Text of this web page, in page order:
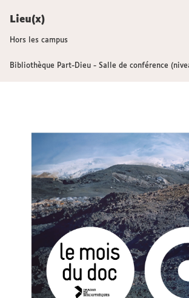
Lieu(x)
Hors les campus
Bibliothèque Part-Dieu - Salle de conférence